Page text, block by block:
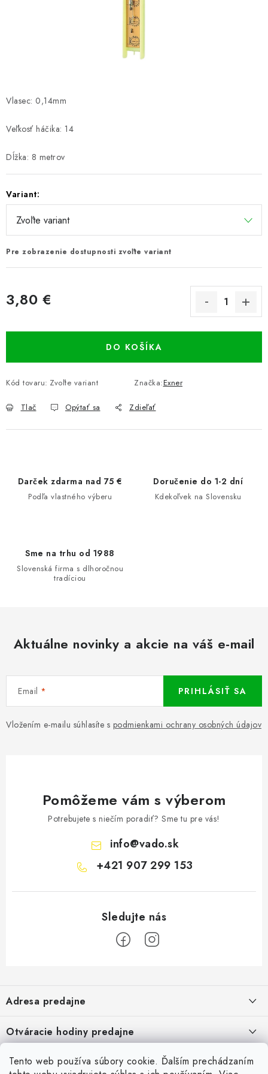
Tento web používa súbory cookie. Ďalším prechádzaním
NAVIJAKY
PRÚTY
KONTAKTY
Navštívte našu predajňu vo Dvoroch nad Žitavou »
Vlasec: 0,14mm
Veľkosť háčika: 14
Dĺžka: 8 metrov
Variant:
Pre zobrazenie dostupnosti zvoľte variant
3,80 €
DO KOŠÍKA
Kód tovaru: Zvoľte variant Značka:Exner
Tlač Opýtať sa Zdieľať
Darček zdarma nad 75 €
Podľa vlastného výberu
Doručenie do 1-2 dní
Kdekoľvek na Slovensku
Sme na trhu od 1988
Slovenská firma s dlhoročnou
tradíciou
Aktuálne novinky a akcie na váš e-mail
Email
Vložením e-mailu súhlasíte s podmienkami ochrany osobných údajov
PRIHLÁSIŤ SA
Pomôžeme vám s výberom
Potrebujete s niečím poradiť? Sme tu pre vás!
info@vado.sk
+421 907 299 153
p
ä
t
Adresa predajne
Pekárska 4, 941 31 Dvory nad Žitavou
Pozrite si Google mapu
Otváracie hodiny predajne
Sobota, Nedeľa: Zatvorené
Informácie pre Vás